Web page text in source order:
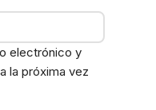
electrónico y
la próxima vez